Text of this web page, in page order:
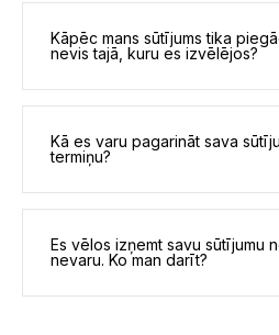
Kāpēc mans sūtījums tika
nevis tajā, kuru es izvēlējos?
Kā es varu pagarināt sava
termiņu?
Es vēlos izņemt savu sūtījumu
nevaru. Ko man darīt?